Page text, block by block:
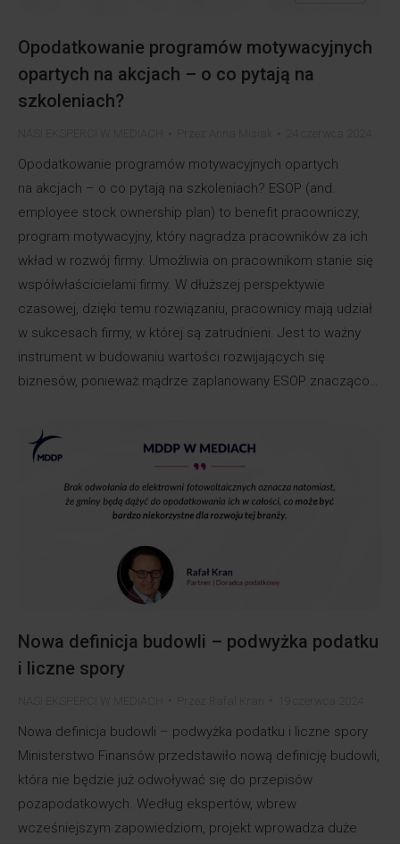
Opodatkowanie programów motywacyjnych
opartych na akcjach – o co pytają na
szkoleniach?
Opodatkowanie programów motywacyjnych opartych
na akcjach – o co pytają na szkoleniach? ESOP (and.
employee stock ownership plan) to benefit pracowniczy,
program motywacyjny, który nagradza pracowników za ich
wkład w rozwój firmy. Umożliwia on pracownikom stanie się
współwłaścicielami firmy. W dłuższej perspektywie
czasowej, dzięki temu rozwiązaniu, pracownicy mają udział
w sukcesach firmy, w której są zatrudnieni. Jest to ważny
instrument w budowaniu wartości rozwijających się
biznesów, ponieważ mądrze zaplanowany ESOP znacząco…
Nowa definicja budowli – podwyżka podatku
i liczne spory
Nowa definicja budowli – podwyżka podatku i liczne spory
Ministerstwo Finansów przedstawiło nową definicję budowli,
która nie będzie już odwoływać się do przepisów
pozapodatkowych. Według ekspertów, wbrew
wcześniejszym zapowiedziom, projekt wprowadza duże